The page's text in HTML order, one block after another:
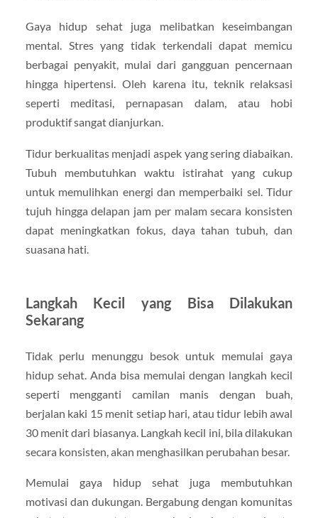
Gaya hidup sehat juga melibatkan keseimbangan
mental. Stres yang tidak terkendali dapat memicu
berbagai penyakit, mulai dari gangguan pencernaan
hingga hipertensi. Oleh karena itu, teknik relaksasi
seperti meditasi, pernapasan dalam, atau hobi
produktif sangat dianjurkan.
Tidur berkualitas menjadi aspek yang sering diabaikan.
Tubuh membutuhkan waktu istirahat yang cukup
untuk memulihkan energi dan memperbaiki sel. Tidur
tujuh hingga delapan jam per malam secara konsisten
dapat meningkatkan fokus, daya tahan tubuh, dan
suasana hati.
Langkah Kecil yang Bisa Dilakukan
Sekarang
Tidak perlu menunggu besok untuk memulai gaya
hidup sehat. Anda bisa memulai dengan langkah kecil
seperti mengganti camilan manis dengan buah,
berjalan kaki 15 menit setiap hari, atau tidur lebih awal
30 menit dari biasanya. Langkah kecil ini, bila dilakukan
secara konsisten, akan menghasilkan perubahan besar.
Memulai gaya hidup sehat juga membutuhkan
motivasi dan dukungan. Bergabung dengan komunitas